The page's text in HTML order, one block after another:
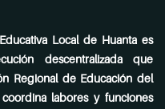
Local de Huanta es
descentralizada que
Regional de Educación del
labores y funciones